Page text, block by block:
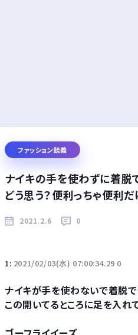
ファッション談義
ナイキの手を使わずに着脱
どう思う？便利っちゃ便利だ
2021.2.6 0
1: 2021/02/03(水) 07:00:34.29 0
ナイキが手を使わないで着脱
この開いてるところに足を入れ